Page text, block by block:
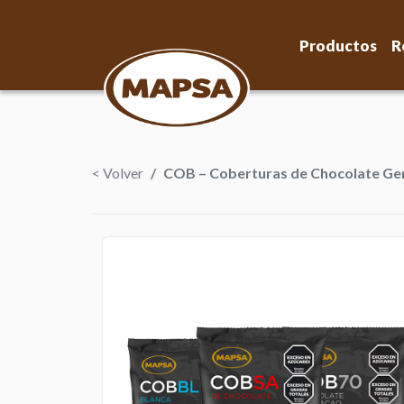
Productos
< Volver COB – Coberturas de Chocolate